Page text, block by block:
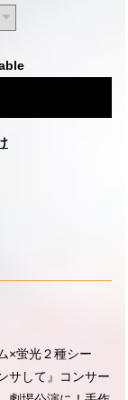
×蛍光２種シー
サして』コンサー